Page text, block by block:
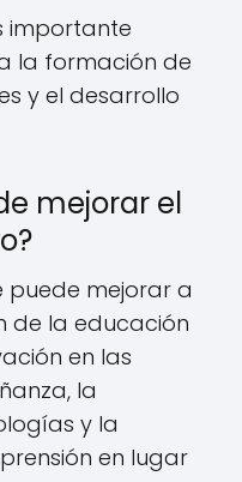
importante
la formación de
y el desarrollo
mejorar el
puede mejorar a
de la educación
en las
la
y la
en lugar